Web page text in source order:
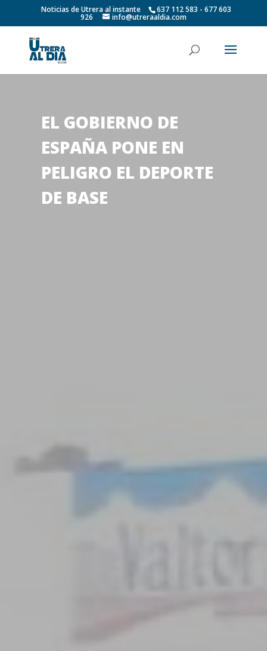
Noticias de Utrera al instante 637 112 583 - 677 603
926 info@utreraaldia.com
EL GOBIERNO DE
ESPAÑA PONE EN
PELIGRO EL DEPORTE
DE BASE